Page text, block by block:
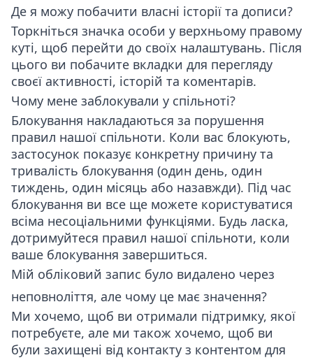
Де я можу побачити власні історії та дописи?
Торкніться значка особи у верхньому правому
куті, щоб перейти до своїх налаштувань. Після
цього ви побачите вкладки для перегляду
своєї активності, історій та коментарів.
Чому мене заблокували у спільноті?
Блокування накладаються за порушення
правил нашої спільноти. Коли вас блокують,
застосунок показує конкретну причину та
тривалість блокування (один день, один
тиждень, один місяць або назавжди). Під час
блокування ви все ще можете користуватися
всіма несоціальними функціями. Будь ласка,
дотримуйтеся правил нашої спільноти, коли
ваше блокування завершиться.
Мій обліковий запис було видалено через
неповноліття, але чому це має значення?
Ми хочемо, щоб ви отримали підтримку, якої
потребуєте, але ми також хочемо, щоб ви
були захищені від контакту з контентом для